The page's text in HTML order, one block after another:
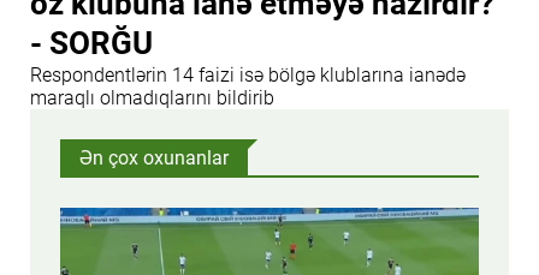
- SORĞU
Respondentlərin 14 faizi isə bölgə klublarına ianədə
maraqlı olmadıqlarını bildirib
Ən çox oxunanlar